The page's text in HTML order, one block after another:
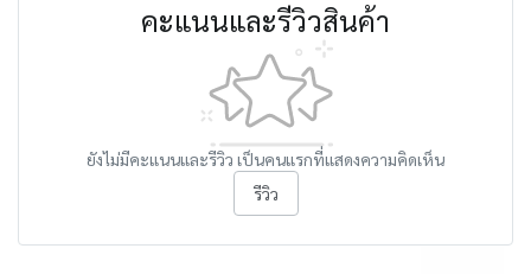
คะแนนและรีวิวสินค้า
ยังไม่มีคะแนนและรีวิว เป็นคนแรกที่แสดงความคิดเห็น
รีวิว